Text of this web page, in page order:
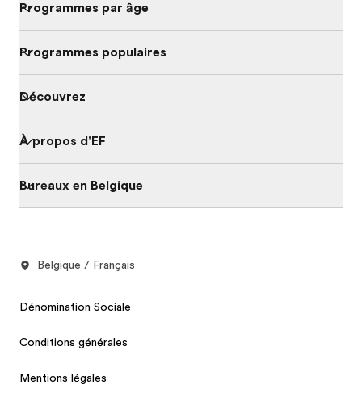
Programmes par âge
Programmes populaires
Découvrez
À propos d'EF
Bureaux en Belgique
Belgique / Français
Dénomination Sociale
Conditions générales
Mentions légales